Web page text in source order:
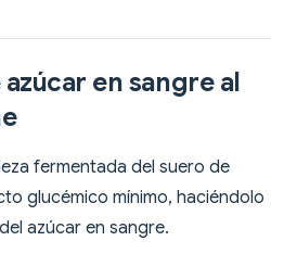
en sangre al
fermentada del suero de
glucémico mínimo, haciéndolo
azúcar en sangre.